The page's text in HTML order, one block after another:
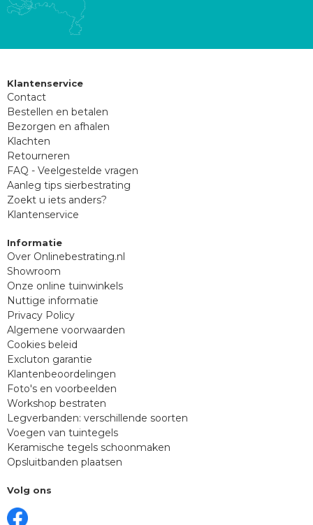
Klantenservice
Contact
Bestellen en betalen
Bezorgen en afhalen
Klachten
Retourneren
FAQ - Veelgestelde vragen
Aanleg tips sierbestrating
Zoekt u iets anders?
Klantenservice
Informatie
Over Onlinebestrating.nl
Showroom
Onze online tuinwinkels
Nuttige informatie
Privacy Policy
Algemene voorwaarden
Cookies beleid
Excluton garantie
Klantenbeoordelingen
Foto's en voorbeelden
Workshop bestraten
Legverbanden: verschillende soorten
Voegen van tuintegels
Keramische tegels schoonmaken
Opsluitbanden plaatsen
Volg ons